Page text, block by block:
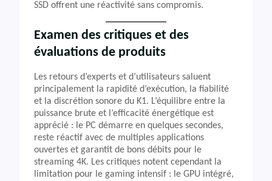
SSD offrent une réactivité sans compromis.
Examen des critiques et des
évaluations de produits
Les retours d’experts et d’utilisateurs saluent
principalement la rapidité d’exécution, la fiabilité
et la discrétion sonore du K1. L’équilibre entre la
puissance brute et l’efficacité énergétique est
apprécié : le PC démarre en quelques secondes,
reste réactif avec de multiples applications
ouvertes et garantit de bons débits pour le
streaming 4K. Les critiques notent cependant la
limitation pour le gaming intensif : le GPU intégré,